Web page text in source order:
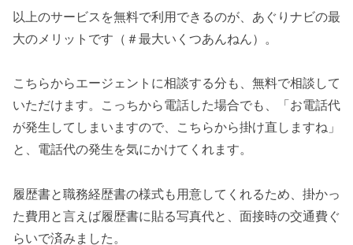
以上のサービスを無料で利用できるのが、あぐりナビの最
大のメリットです（＃最大いくつあんねん）。
こちらからエージェントに相談する分も、無料で相談して
いただけます。こっちから電話した場合でも、「お電話代
が発生してしまいますので、こちらから掛け直しますね」
と、電話代の発生を気にかけてくれます。
履歴書と職務経歴書の様式も用意してくれるため、掛かっ
た費用と言えば履歴書に貼る写真代と、面接時の交通費ぐ
らいで済みました。